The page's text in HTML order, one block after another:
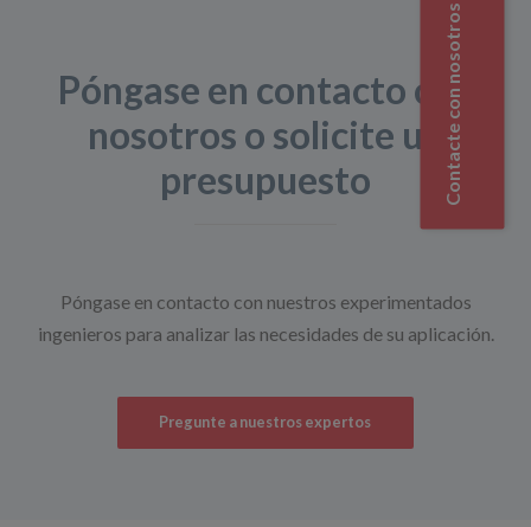
Póngase en contacto con
nosotros o solicite un
presupuesto
Póngase en contacto con nuestros experimentados
ingenieros para analizar las necesidades de su aplicación.
Pregunte a nuestros expertos
Contacte con nosotros